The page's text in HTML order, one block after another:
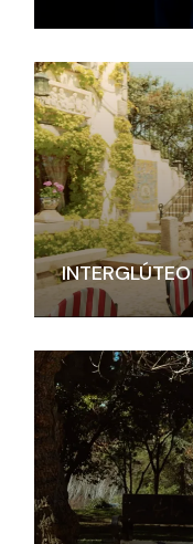
INTERGLÚTEO